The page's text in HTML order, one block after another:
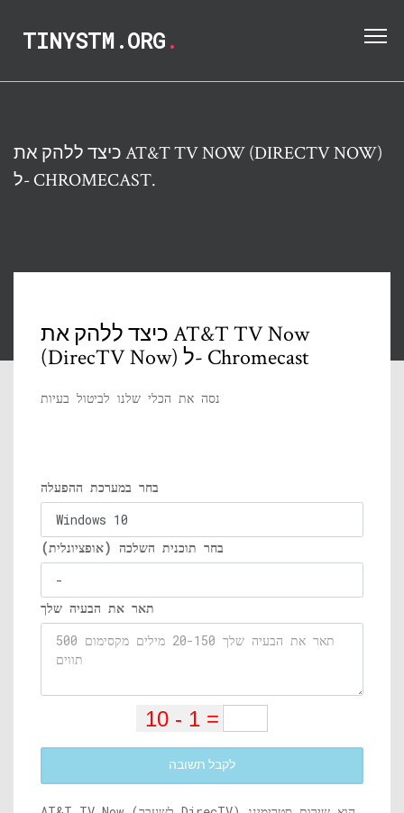
TINYSTM.ORG.
כיצד ללהק את AT&T TV NOW (DIRECTV NOW)
ל- CHROMECAST.
כיצד ללהק את AT&T TV Now
(DirecTV Now) ל- Chromecast
נסה את הכלי שלנו לביטול בעיות
בחר במערכת ההפעלה
בחר תוכנית השלכה (אופציונלית)
תאר את הבעיה שלך
לקבל תשובה